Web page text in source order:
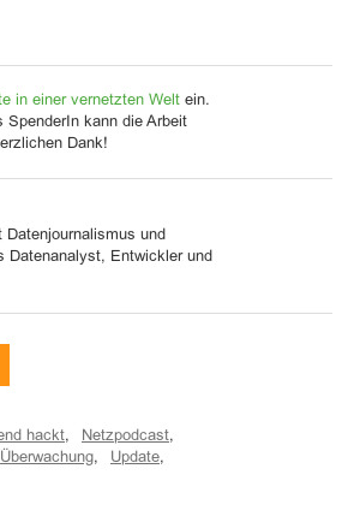
in einer vernetzten Welt ein.
SpenderIn kann die Arbeit
Dank!
und
Datenanalyst, Entwickler und
hackt, Netzpodcast,
Überwachung, Update,